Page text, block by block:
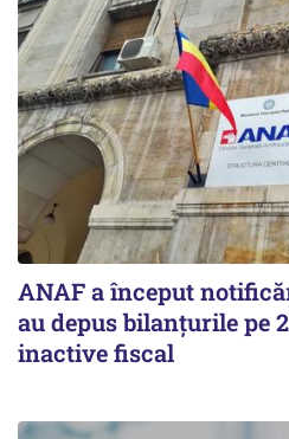
ANAF a început
au depus bilanțurile pe
inactive fiscal